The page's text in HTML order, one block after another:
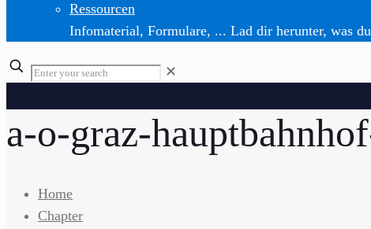
Ressourcen
Infomaterial, Formulare, ... Lad dir herunter, was
✕
a-o-graz-
Home
Chapter